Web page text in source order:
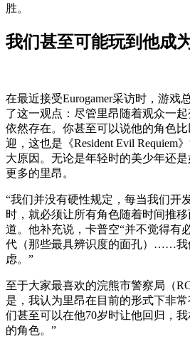
胜。
我们甚至可能玩到他成
在最近接受Eurogamer采访时，游戏
了这一观点：尽管里昂随着观众一
依然存在。你甚至可以说他的角色
迎，这也是《Resident Evil Requiem
大原因。无论是年轻时的美少年还
更多的里昂。
“我们并没有硬性规定，每当我们开
时，就必须让所有角色随着时间推
道。他补充说，卡普空“并不觉得有
代（那些最具辨识度的面孔）……我
虑。”
至于大家最喜欢的浣熊市警察局（
是，我认为里昂在目前的形式下非
们甚至可以在他70岁时让他回归，
的角色。”